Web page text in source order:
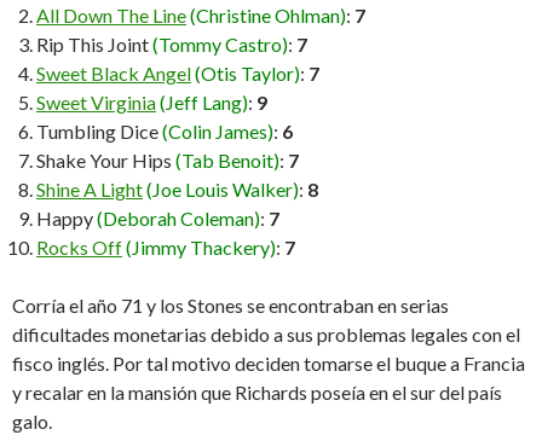
All Down The Line(Christine Ohlman): 7
Rip This Joint(Tommy Castro): 7
Sweet Black Angel(Otis Taylor): 7
Sweet Virginia(Jeff Lang): 9
Tumbling Dice(Colin James): 6
Shake Your Hips (Tab Benoit): 7
Shine A Light(Joe Louis Walker): 8
Happy(Deborah Coleman): 7
Rocks Off(Jimmy Thackery): 7
Corría el año 71 y los Stones se encontraban en serias
dificultades monetarias debido a sus problemas legales con el
fisco inglés. Por tal motivo deciden tomarse el buque a Francia
y recalar en la mansión que Richards poseía en el sur del país
galo.